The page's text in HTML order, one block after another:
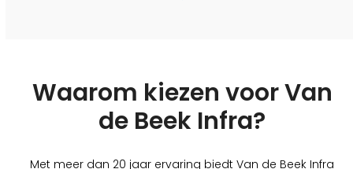
Waarom kiezen voor Van
de Beek Infra?
Met meer dan 20 jaar ervaring biedt Van de Beek Infra